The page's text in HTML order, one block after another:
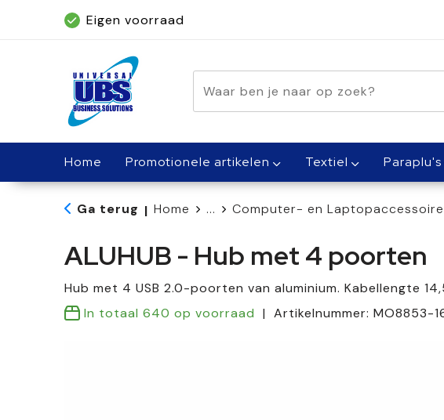
Eigen voorraad
Geleverd binnen 5 dagen, met spoed binnen 1 dag
Home Promotionele artikelen Textiel Paraplu's
Ga terug | Home ... Computer- en
ALUHUB - Hub met 4 poorten
Hub met 4 USB 2.0-poorten van aluminium. Kabellengte
In totaal 640 op voorraad Artikelnummer: MO8853-